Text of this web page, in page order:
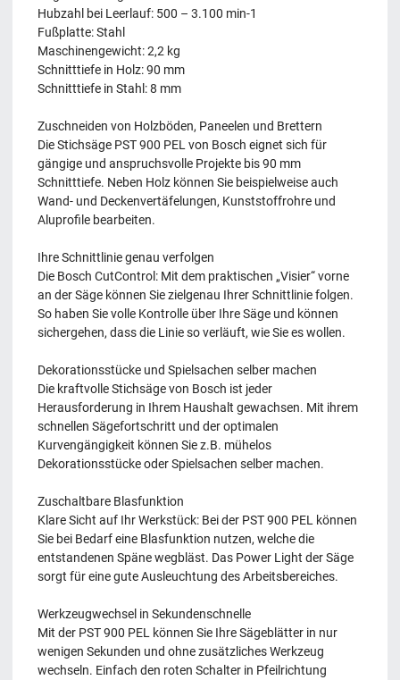
Hubzahl bei Leerlauf: 500 – 3.100 min-1
Fußplatte: Stahl
Maschinengewicht: 2,2 kg
Schnitttiefe in Holz: 90 mm
Schnitttiefe in Stahl: 8 mm
Zuschneiden von Holzböden, Paneelen und Brettern
Die Stichsäge PST 900 PEL von Bosch eignet sich für
gängige und anspruchsvolle Projekte bis 90 mm
Schnitttiefe. Neben Holz können Sie beispielweise auch
Wand- und Deckenvertäfelungen, Kunststoffrohre und
Aluprofile bearbeiten.
Ihre Schnittlinie genau verfolgen
Die Bosch CutControl: Mit dem praktischen „Visier“ vorne
an der Säge können Sie zielgenau Ihrer Schnittlinie folgen.
So haben Sie volle Kontrolle über Ihre Säge und können
sichergehen, dass die Linie so verläuft, wie Sie es wollen.
Dekorationsstücke und Spielsachen selber machen
Die kraftvolle Stichsäge von Bosch ist jeder
Herausforderung in Ihrem Haushalt gewachsen. Mit ihrem
schnellen Sägefortschritt und der optimalen
Kurvengängigkeit können Sie z.B. mühelos
Dekorationsstücke oder Spielsachen selber machen.
Zuschaltbare Blasfunktion
Klare Sicht auf Ihr Werkstück: Bei der PST 900 PEL können
Sie bei Bedarf eine Blasfunktion nutzen, welche die
entstandenen Späne wegbläst. Das Power Light der Säge
sorgt für eine gute Ausleuchtung des Arbeitsbereiches.
Werkzeugwechsel in Sekundenschnelle
Mit der PST 900 PEL können Sie Ihre Sägeblätter in nur
wenigen Sekunden und ohne zusätzliches Werkzeug
wechseln. Einfach den roten Schalter in Pfeilrichtung